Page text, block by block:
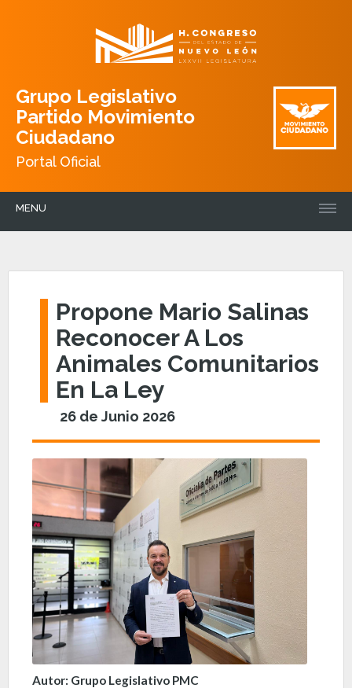
Grupo Legislativo
Partido Movimiento
Ciudadano
Portal Oficial
MENU
Propone Mario Salinas
Reconocer A Los
Animales Comunitarios
En La Ley
26 de Junio 2026
Autor: Grupo Legislativo PMC